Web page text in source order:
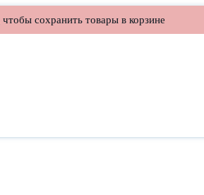
чтобы сохранить товары в корзине